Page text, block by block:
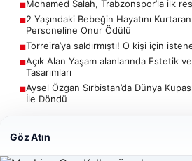
■Mohamed Salah, Trabzonspor’la ilk
■2 Yaşındaki Bebeğin Hayatını
Personeline Onur Ödülü
■Torreira’ya saldırmıştı! O kişi için
■Açık Alan Yaşam alanlarında Estetik
Tasarımları
■Aysel Özgan Sırbistan’da Dünya
İle Döndü
Güncel
Göz Atın